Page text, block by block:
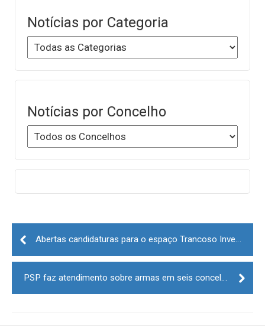
Notícias por Categoria
Notícias por Concelho
Post
navigation
Abertas candidaturas para o espaço Trancoso Invest
PSP faz atendimento sobre armas em seis concelhos do distrito da Guarda